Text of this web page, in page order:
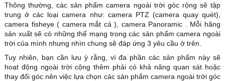
Thông thường, các sản phẩm camera ngoài trời góc rộng sẽ tập
trung ở các loại camera như: camera PTZ (camera quay quét),
camera fisheye ( camera mắt cá ), camera Panoramic . Mỗi hãng
sản xuất sẽ có những thế mạng trong các sản phẩm camera ngoài
trời của mình nhưng nhìn chung sẽ đáp ứng 3 yêu cầu ở trên.
Tuy nhiên, bạn cần lưu ý rằng, vì đa phần các sản phẩm này sẽ
hoạt động ngoài trời cộng thêm phải có khả năng quan sát hoặc
thay đổi góc nên việc lựa chọn các sản phẩm camera ngoài trời góc